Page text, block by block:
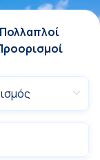
Πολλαπλοί